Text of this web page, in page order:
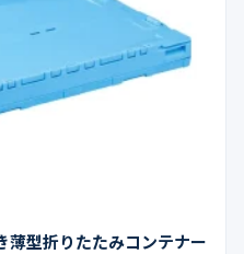
薄型折りたたみコンテナー